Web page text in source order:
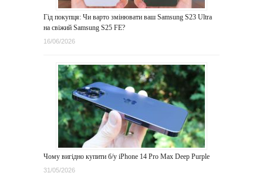
Гід покупця: Чи варто змінювати ваш Samsung S23 Ultra
на свіжий Samsung S25 FE?
16/06/2026
Чому вигідно купити б/у iPhone 14 Pro Max Deep Purple
31/05/2026